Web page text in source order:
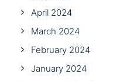
April 2024
March 2024
February 2024
January 2024